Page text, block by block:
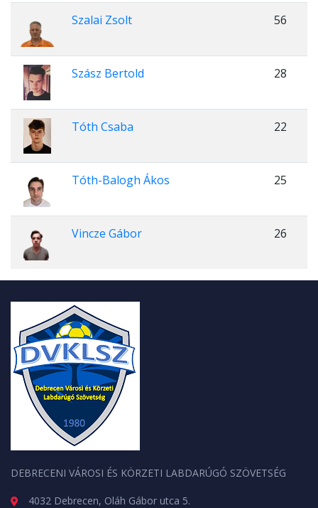
Szalai Zsolt 56
Szász Bertold 28
Tóth Csaba 22
Tóth-Balogh Ákos 25
Vincze Gábor 26
DEBRECENI VÁROSI ÉS KÖRZETI LABDARÚGÓ SZÖVETSÉG
4032 Debrecen, Oláh Gábor utca 5.